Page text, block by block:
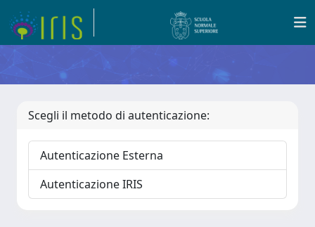
Scegli il metodo di autenticazione:
Autenticazione Esterna
Autenticazione IRIS